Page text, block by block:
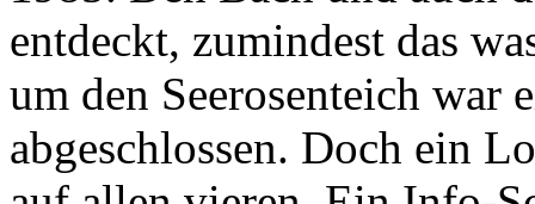
entdeckt, zumindest das
um den Seerosenteich war
abgeschlossen. Doch ein